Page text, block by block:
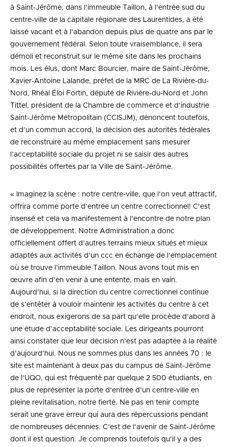
à Saint-Jérôme, dans l’immeuble Taillon, à l’entrée sud du
centre-ville de la capitale régionale des Laurentides, a été
laissé vacant et à l’abandon depuis plus de quatre ans par le
gouvernement fédéral. Selon toute vraisemblance, il sera
démoli et reconstruit sur le même site dans les prochains
mois. Les élus, dont Marc Bourcier, maire de Saint-Jérôme,
Xavier‑Antoine Lalande, préfet de la MRC de La Rivière-du-
Nord, Rhéal Éloi Fortin, député de Rivière-du-Nord et John
Tittel, président de la Chambre de commerce et d’industrie
Saint-Jérôme Métropolitain (CCISJM), dénoncent toutefois,
et d’un commun accord, la décision des autorités fédérales
de reconstruire au même emplacement sans mesurer
l’acceptabilité sociale du projet ni se saisir des autres
possibilités offertes par la Ville de Saint-Jérôme.
« Imaginez la scène : notre centre-ville, que l’on veut attractif,
offrira comme porte d’entrée un centre correctionnel! C’est
insensé et cela va manifestement à l’encontre de notre plan
de développement. Notre Administration a donc
officiellement offert d’autres terrains mieux situés et mieux
adaptés aux activités d’un ccc en échange de l’emplacement
où se trouve l’immeuble Taillon. Nous avons tout mis en
œuvre afin d’en venir à une entente, mais en vain.
Aujourd’hui, si la direction du centre correctionnel continue
de s’entêter à vouloir maintenir les activités du centre à cet
endroit, nous exigerons de sa part qu’elle procède d’abord à
une étude d’acceptabilité sociale. Les dirigeants pourront
ainsi constater que leur décision n’est pas adaptée à la réalité
d’aujourd’hui. Nous ne sommes plus dans les années 70 : le
site est maintenant à deux pas du campus de Saint-Jérôme
de l’UQO, qui est fréquenté par quelque 2 500 étudiants, en
plus de représenter la porte d’entrée d’un centre-ville en
pleine revitalisation, notre fierté. Ne pas en tenir compte
serait une grave erreur qui aura des répercussions pendant
de nombreuses décennies. C’est de l’avenir de Saint-Jérôme
dont il est question. Je comprends toutefois qu’il y a des